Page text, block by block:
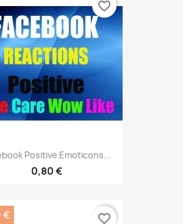
Positive Emoticons...
0,80 €
favorite_border
€ favorite_border